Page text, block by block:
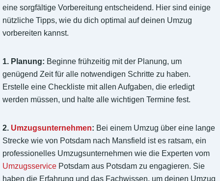
eine sorgfältige Vorbereitung entscheidend. Hier sind einige
nützliche Tipps, wie du dich optimal auf deinen Umzug
vorbereiten kannst.
1. Planung: Beginne frühzeitig mit der Planung, um
genügend Zeit für alle notwendigen Schritte zu haben.
Erstelle eine Checkliste mit allen Aufgaben, die erledigt
werden müssen, und halte alle wichtigen Termine fest.
2. Umzugsunternehmen: Bei einem Umzug über eine lange
Strecke wie von Potsdam nach Mansfield ist es ratsam, ein
professionelles Umzugsunternehmen wie die Experten vom
Umzugsservice Potsdam aus Potsdam zu engagieren. Sie
haben die Erfahrung und das Fachwissen, um deinen Umzug